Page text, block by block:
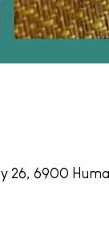
26, 6900